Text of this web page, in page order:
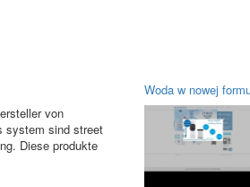
von
system sind street
Diese produkte
Woda w nowej